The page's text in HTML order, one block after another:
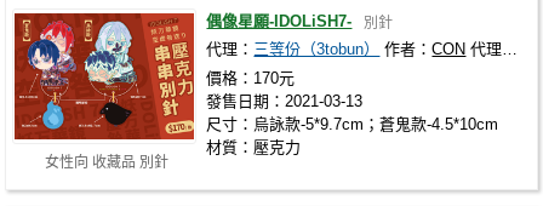
女性向 收藏品 別針
偶像星願-IDOLiSH7- 別針
代理： 三等份（3tobun） 作者：CON 代理社團：
價格：170元
發售日期：2021-03-13
尺寸：烏詠款-5*9.7cm；蒼鬼款-4.5*10cm
材質：壓克力